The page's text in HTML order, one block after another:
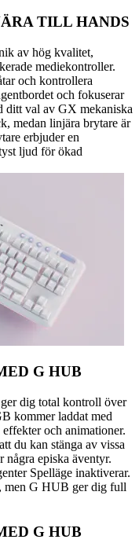
TILL HANDS
av hög kvalitet,
mediekontroller.
och kontrollera
och fokuserar
ditt val av GX mekaniska
medan linjära brytare är
erbjuder en
ljud för ökad
G HUB
dig total kontroll över
kommer laddat med
och animationer.
du kan stänga av vissa
några episka äventyr.
Spelläge inaktiverar.
men G HUB ger dig full
G HUB